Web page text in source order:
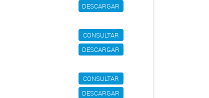
DESCARGAR
CONSULTAR
DESCARGAR
CONSULTAR
DESCARGAR